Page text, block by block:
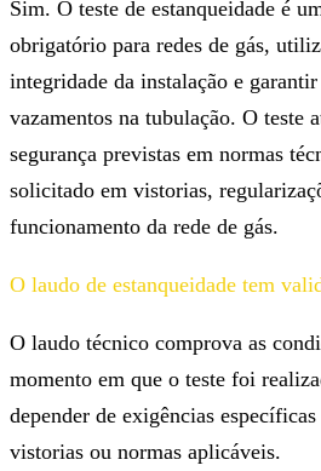
Sim. O teste de estanqueidade é
obrigatório para redes de gás,
integridade da instalação e
vazamentos na tubulação. O teste
segurança previstas em normas
solicitado em vistorias,
funcionamento da rede de gás.
O laudo de estanqueidade tem
O laudo técnico comprova as
momento em que o teste foi
depender de exigências
vistorias ou normas aplicáveis.